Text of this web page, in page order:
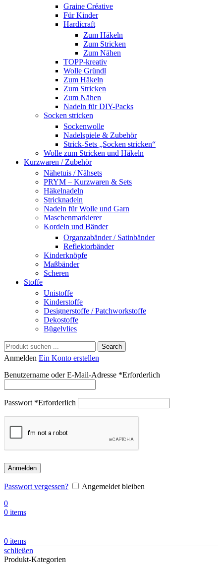
Graine Créative
Für Kinder
Hardicraft
Zum Häkeln
Zum Stricken
Zum Nähen
TOPP-kreativ
Wolle Gründl
Zum Häkeln
Zum Stricken
Zum Nähen
Nadeln für DIY-Packs
Socken stricken
Sockenwolle
Nadelspiele & Zubehör
Strick-Sets „Socken stricken“
Wolle zum Stricken und Häkeln
Kurzwaren / Zubehör
Nähetuis / Nähsets
PRYM – Kurzwaren & Sets
Häkelnadeln
Stricknadeln
Nadeln für Wolle und Garn
Maschenmarkierer
Kordeln und Bänder
Organzabänder / Satinbänder
Reflektorbänder
Kinderknöpfe
Maßbänder
Scheren
Stoffe
Unistoffe
Kinderstoffe
Designerstoffe / Patchworkstoffe
Dekostoffe
Bügelvlies
Search
Anmelden Ein Konto erstellen
Benutzername oder E-Mail-Adresse *Erforderlich
Passwort *Erforderlich
Anmelden
Passwort vergessen?
Angemeldet bleiben
0
0 items
0 items
schließen
Produkt-Kategorien